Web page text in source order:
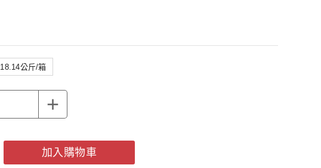
18.14公斤/箱
+
加入購物車